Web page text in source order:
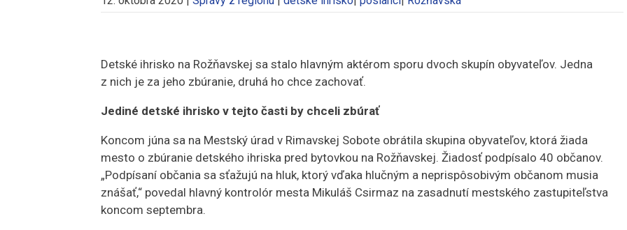
Detské ihrisko na Rožňavskej sa stalo hlavným aktérom sporu dvoch skupín obyvateľov. Jedna
z nich je za jeho zbúranie, druhá ho chce zachovať.
Jediné detské ihrisko v tejto časti by chceli zbúrať
Koncom júna sa na Mestský úrad v Rimavskej Sobote obrátila skupina obyvateľov, ktorá žiada
mesto o zbúranie detského ihriska pred bytovkou na Rožňavskej. Žiadosť podpísalo 40 občanov.
„Podpísaní občania sa sťažujú na hluk, ktorý vďaka hlučným a neprispôsobivým občanom musia
znášať,“ povedal hlavný kontrolór mesta Mikuláš Csirmaz na zasadnutí mestského zastupiteľstva
koncom septembra.